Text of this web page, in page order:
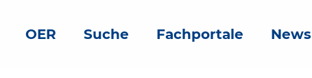
OER Suche Fachportale News